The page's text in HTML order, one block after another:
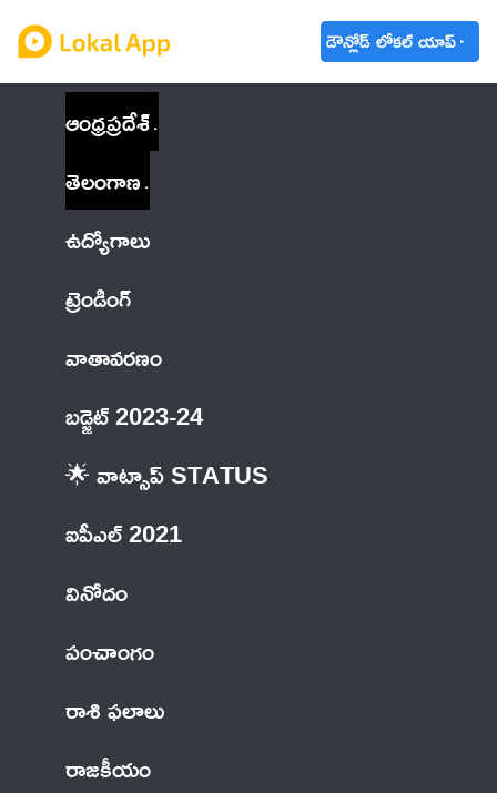
డౌన్లోడ్ లోకల్ యాప్
ఆంధ్రప్రదేశ్
తెలంగాణ
ఉద్యోగాలు
ట్రెండింగ్
వాతావరణం
బడ్జెట్ 2023-24
🌟 వాట్సాప్ STATUS
ఐపీఎల్ 2021
వినోదం
పంచాంగం
రాశి ఫలాలు
రాజకీయం